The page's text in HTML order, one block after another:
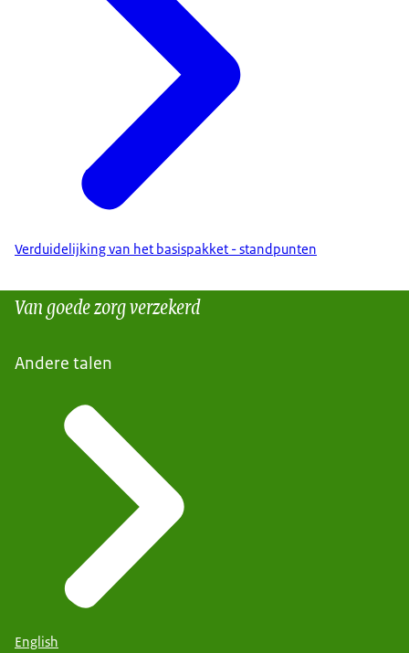
Verduidelijking van het basispakket - standpunten
Van goede zorg verzekerd
Andere talen
English